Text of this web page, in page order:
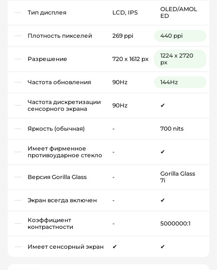
Тип дисплея LCD, IPS
OLED/AMOL
ED
Плотность пикселей 269 ppi 440 ppi
Разрешение 720 x 1612 px
1224 x 2720
px
Частота обновления 90Hz 144Hz
Частота дискретизации
сенсорного экрана
90Hz ✔
Яркость (обычная) - 700 nits
Имеет фирменное
противоударное стекло
- ✔
Версия Gorilla Glass -
Gorilla Glass
7i
Экран всегда включен - ✔
Коэффициент
контрастности
- 5000000:1
Имеет сенсорный экран ✔ ✔